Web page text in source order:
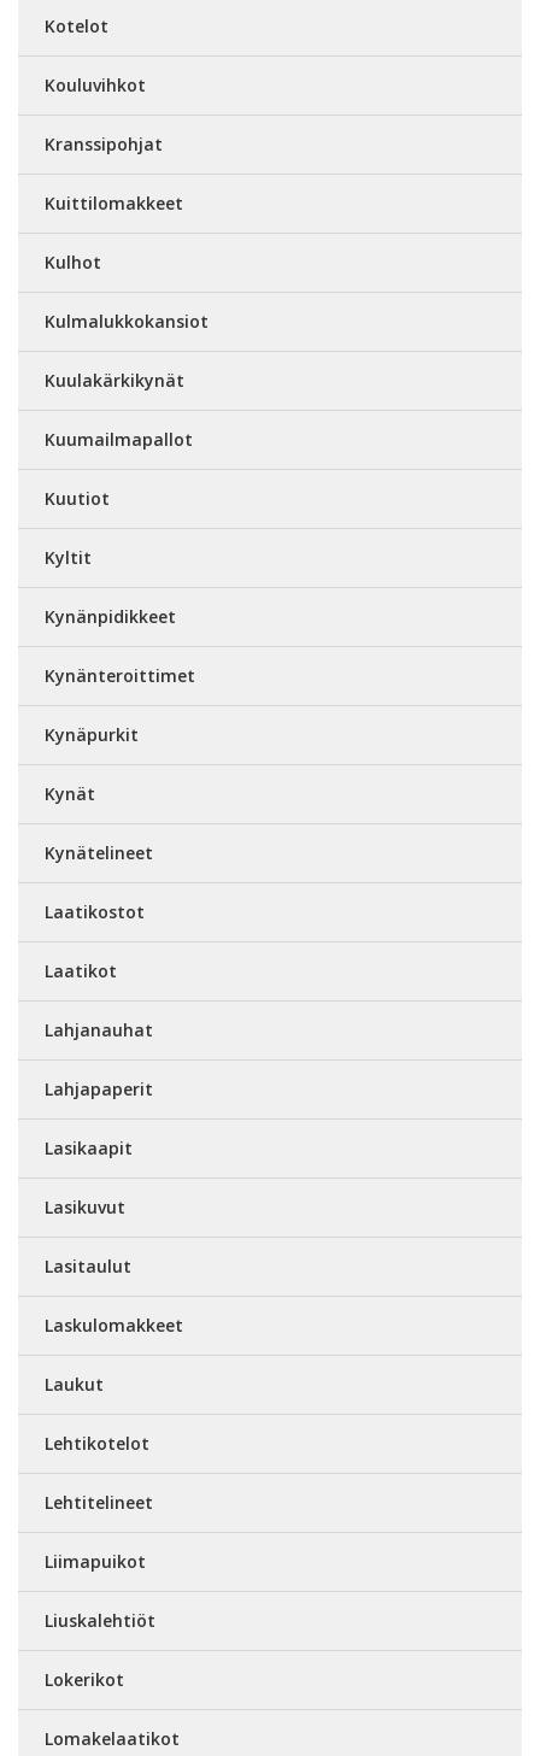
Kotelot
Kouluvihkot
Kranssipohjat
Kuittilomakkeet
Kulhot
Kulmalukkokansiot
Kuulakärkikynät
Kuumailmapallot
Kuutiot
Kyltit
Kynänpidikkeet
Kynänteroittimet
Kynäpurkit
Kynät
Kynätelineet
Laatikostot
Laatikot
Lahjanauhat
Lahjapaperit
Lasikaapit
Lasikuvut
Lasitaulut
Laskulomakkeet
Laukut
Lehtikotelot
Lehtitelineet
Liimapuikot
Liuskalehtiöt
Lokerikot
Lomakelaatikot